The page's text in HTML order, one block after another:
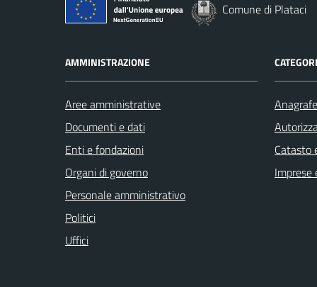
Comune di Plataci
AMMINISTRAZIONE
Aree amministrative
Documenti e dati
Enti e fondazioni
Organi di governo
Personale amministrativo
Politici
Uffici
Catasto
Imprese